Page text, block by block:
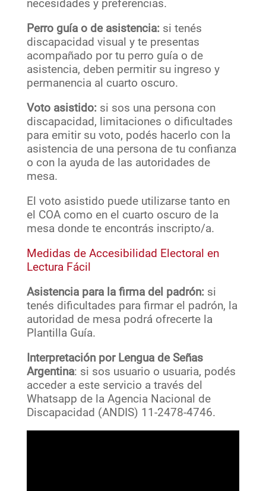
necesidades y preferencias.
Perro guía o de asistencia: si tenés
discapacidad visual y te presentas
acompañado por tu perro guía o de
asistencia, deben permitir su ingreso y
permanencia al cuarto oscuro.
Voto asistido: si sos una persona con
discapacidad, limitaciones o dificultades
para emitir su voto, podés hacerlo con la
asistencia de una persona de tu confianza
o con la ayuda de las autoridades de
mesa.
El voto asistido puede utilizarse tanto en
el COA como en el cuarto oscuro de la
mesa donde te encontrás inscripto/a.
Medidas de Accesibilidad Electoral en
Lectura Fácil
Asistencia para la firma del padrón: si
tenés dificultades para firmar el padrón, la
autoridad de mesa podrá ofrecerte la
Plantilla Guía.
Interpretación por Lengua de Señas
Argentina: si sos usuario o usuaria, podés
acceder a este servicio a través del
Whatsapp de la Agencia Nacional de
Discapacidad (ANDIS) 11-2478-4746.